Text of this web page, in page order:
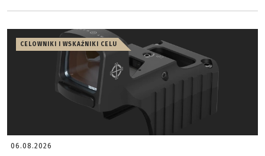
CELOWNIKI I WSKAŹNIKI CELU
06.08.2026